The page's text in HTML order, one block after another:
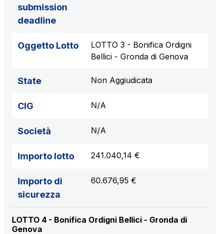
submission
deadline
Oggetto Lotto
LOTTO 3 - Bonifica Ordigni
Bellici - Gronda di Genova
State Non Aggiudicata
CIG N/A
Società N/A
Importo lotto 241.040,14 €
Importo di
sicurezza
60.676,95 €
LOTTO 4 - Bonifica Ordigni Bellici - Gronda di
Genova